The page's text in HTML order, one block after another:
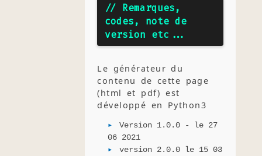
// Remarques,
codes, note de
version etc...
Le générateur du
contenu de cette page
(html et pdf) est
développé en Python3
Version 1.0.0 - le 27
06 2021
version 2.0.0 le 15 03